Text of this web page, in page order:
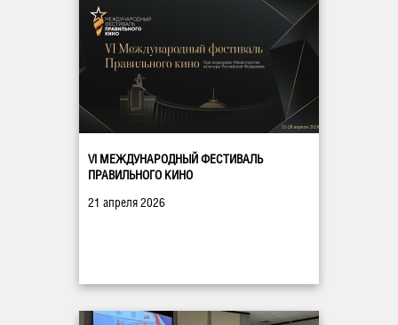
VI МЕЖДУНАРОДНЫЙ ФЕСТИВАЛЬ
ПРАВИЛЬНОГО КИНО
21 апреля 2026